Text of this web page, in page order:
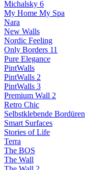
Michalsky 6
My Home My Spa
Nara
New Walls
Nordic Feeling
Only Borders 11
Pure Elegance
PintWalls
PintWalls 2
PintWalls 3
Premium Wall 2
Retro Chic
Selbstklebende Bordüren
Smart Surfaces
Stories of Life
Terra
The BOS
The Wall